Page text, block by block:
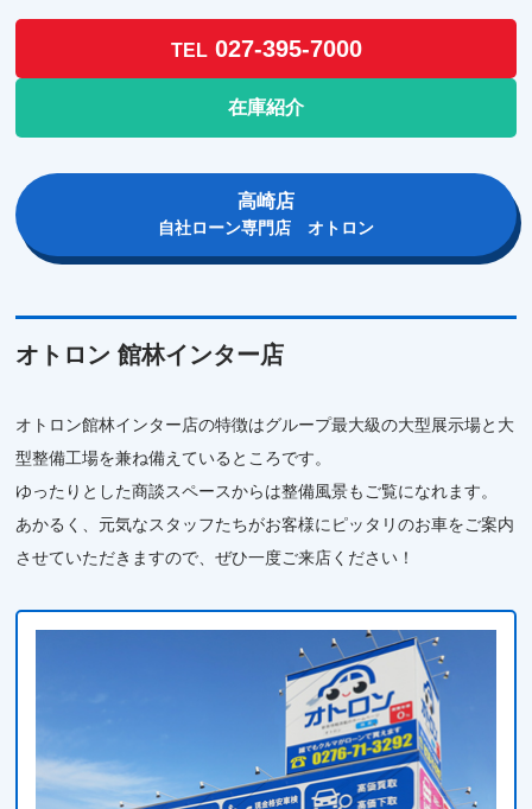
TEL027-395-7000
在庫紹介
高崎店
自社ローン専門店 オトロン
オトロン 館林インター店
オトロン館林インター店の特徴はグループ最大級の大型展示場と大
型整備工場を兼ね備えているところです。
ゆったりとした商談スペースからは整備風景もご覧になれます。
あかるく、元気なスタッフたちがお客様にピッタリのお車をご案内
させていただきますので、ぜひ一度ご来店ください！